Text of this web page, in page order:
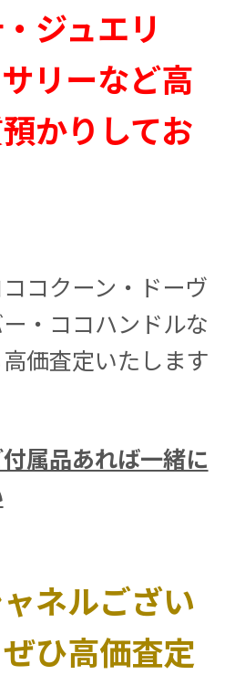
ジュエリ
リーなど高
かりしてお
コクーン・ドーヴ
・ココハンドルな
価査定いたします
属品あれば一緒に
ネルござい
ひ高価査定